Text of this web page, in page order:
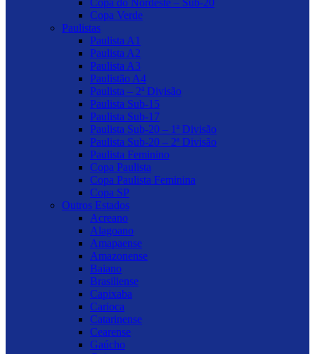
Copa Verde
Paulistas
Paulista A1
Paulista A2
Paulista A3
Paulistão A4
Paulista – 2ª Divisão
Paulista Sub-15
Paulista Sub-17
Paulista Sub-20 – 1ª Divisão
Paulista Sub-20 – 2ª Divisão
Paulista Feminino
Copa Paulista
Copa Paulista Feminina
Copa SP
Outros Estados
Acreano
Alagoano
Amapaense
Amazonense
Baiano
Brasiliense
Capixaba
Carioca
Catarinense
Cearense
Gaúcho